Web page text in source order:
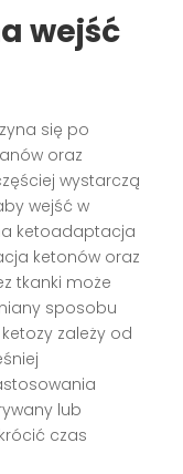
wejść
się po
oraz
wystarczą
wejść w
ketoadaptacja
ketonów oraz
tkanki może
sposobu
zależy od
lub
czas